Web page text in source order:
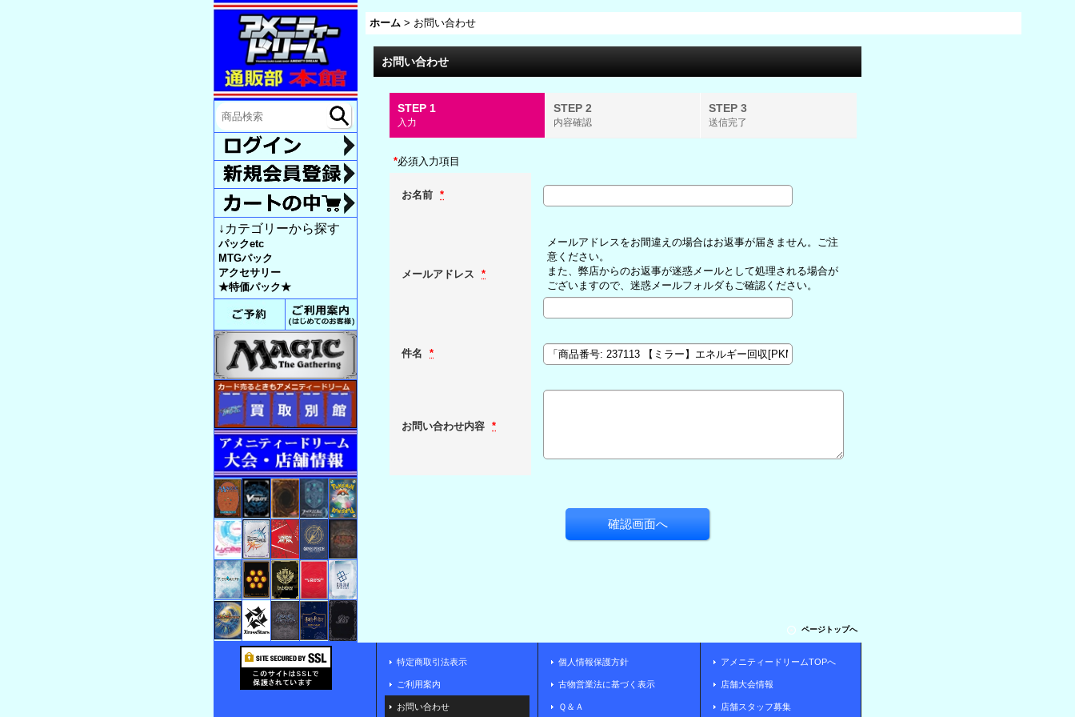
ホーム > お問い合わせ
↓カテゴリーから探す
パックetc
MTGパック
アクセサリー
★特価パック★
お問い合わせ
STEP 1
入力
STEP 2
内容確認
STEP 3
送信完了
*必須入力項目
お名前 *
メールアドレス *
メールアドレスをお間違えの場合はお返事が届きません。ご注
意ください。
また、弊店からのお返事が迷惑メールとして処理される場合が
ございますので、迷惑メールフォルダもご確認ください。
件名 *
お問い合わせ内容 *
ページトップへ
特定商取引法表示
ご利用案内
お問い合わせ
個人情報保護方針
古物営業法に基づく表示
Ｑ＆Ａ
アメニティードリームTOPへ
店舗大会情報
店舗スタッフ募集